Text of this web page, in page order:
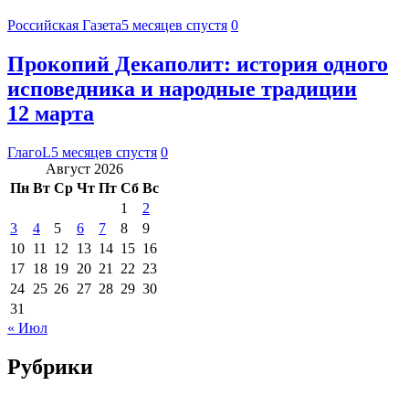
Российская Газета5 месяцев спустя 0
Прокопий Декаполит: история одного
исповедника и народные традиции
12 марта
ГлагоL5 месяцев спустя 0
Август 2026
Пн Вт Ср Чт Пт Сб Вс
1
2
3
4 5 6 7 8
9
10 11 12 13 14 15 16
17 18 19 20 21 22 23
24 25 26 27 28 29 30
31
« Июл
Рубрики